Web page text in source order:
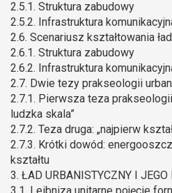
2.5.1. Struktura zabudowy
2.5.2. Infrastruktura
2.6. Scenariusz kształtowania
2.6.1. Struktura zabudowy
2.6.2. Infrastruktura
2.7. Dwie tezy prakseologii
2.7.1. Pierwsza teza
ludzka skala”
2.7.2. Teza druga: „najpierw
2.7.3. Krótki dowód:
kształtu
3. ŁAD URBANISTYCZNY I
3.1. Leibniza unitarne pojęcie